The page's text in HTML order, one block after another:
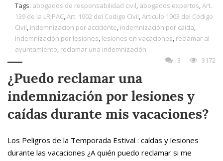
Tags: abogados de responsabilidad civil, abogados expertos,Art.
139 de la LRJPAC,Art. 1902 del Codigo Civil,Articulo 1903 del Codigo
Civil, indemnizacion por accidente, indemnización por caida,
indemnización por lesiones, lesiones en vacaciones, reclamar al
ayuntamiento, reclamar una indemnización
3
3172
¿Puedo reclamar una
indemnización por lesiones y
caídas durante mis vacaciones?
Los Peligros de la Temporada Estival : caídas y lesiones
durante las vacaciones ¿A quién puedo reclamar si me